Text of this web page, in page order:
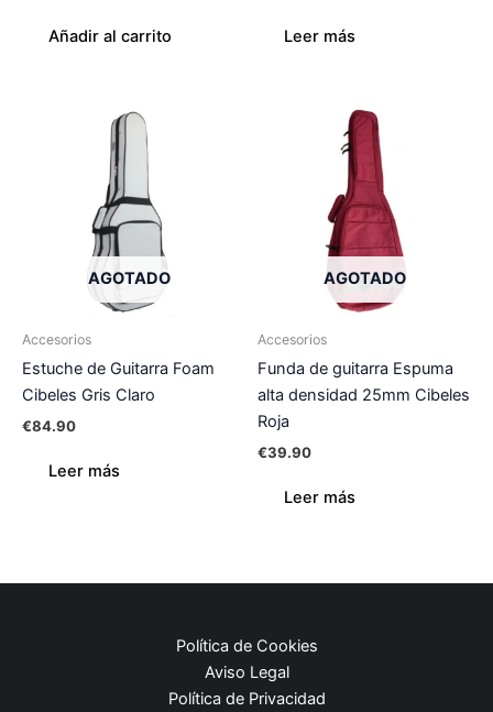
Añadir al carrito Leer más
AGOTADO
Accesorios
Estuche de Guitarra Foam
Cibeles Gris Claro
€84.90
Leer más
AGOTADO
Accesorios
Funda de guitarra Espuma
alta densidad 25mm Cibeles
Roja
€39.90
Leer más
Política de Cookies
Aviso Legal
Política de Privacidad